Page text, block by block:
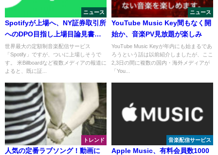
ニュース
Spotifyが上場へ、NY証券取引所
へのDPO目指し上場目論見書を
提出
世界最大の定額制音楽配信サービス
「Spotify」ですが、ついに上場しそうで
す。 米Billboardなど複数メディアの報道に
よると、既に証...
ニュース
YouTube Music Key間もなく開
始か、音楽PV見放題が楽しみ
YouTube Music Keyが年内にも始まるであ
ろうという話は以前紹介しましたが、ここ
2,3日の間に複数の国内・海外メディアが
「You...
トレンド
人気の定番ラブソング！動画に
音楽配信サービス
Apple Music、有料会員数1000